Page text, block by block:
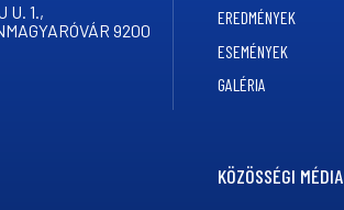
U. 1.,
9200
EREDMÉNYEK
ESEMÉNYEK
GALÉRIA
KÖZÖSSÉGI MÉDIA